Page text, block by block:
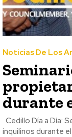
Noticias De Los
durante
Cedillo Día a Día:
inquilinos durante